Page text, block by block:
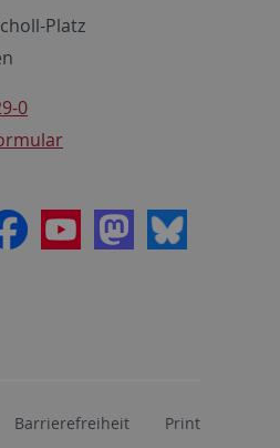
Platz
0
YoutubeMastodon
Bluesky
Barrierefreiheit Print